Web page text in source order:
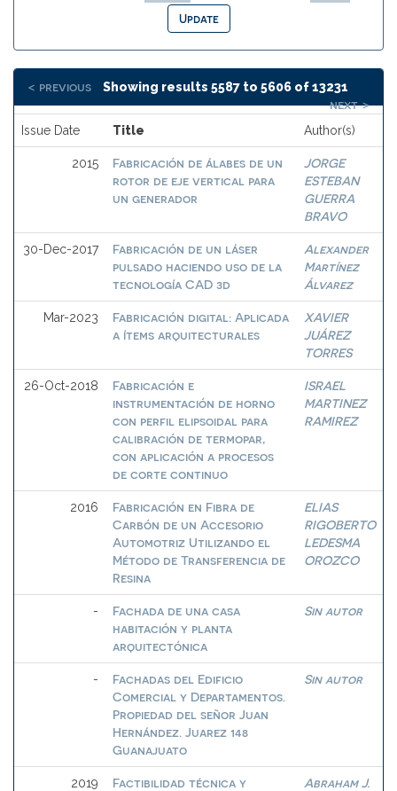
Showing results 5587 to 5606 of 13231
< previous
next >
Issue Date Title Author(s)
2015
Fabricación de álabes de un
rotor de eje vertical para
un generador
JORGE
ESTEBAN
GUERRA
BRAVO
30-Dec-2017
Fabricación de un láser
pulsado haciendo uso de la
tecnología CAD 3d
Alexander
Martínez
Álvarez
Mar-2023
Fabricación digital: Aplicada
a ítems arquitecturales
XAVIER
JUÁREZ
TORRES
26-Oct-2018
Fabricación e
instrumentación de horno
con perfil elipsoidal para
calibración de termopar,
con aplicación a procesos
de corte continuo
ISRAEL
MARTINEZ
RAMIREZ
2016
Fabricación en Fibra de
Carbón de un Accesorio
Automotriz Utilizando el
Método de Transferencia de
Resina
ELIAS
RIGOBERTO
LEDESMA
OROZCO
-
Fachada de una casa
habitación y planta
arquitectónica
Sin autor
-
Fachadas del Edificio
Comercial y Departamentos.
Propiedad del señor Juan
Hernández. Juarez 148
Guanajuato
Sin autor
2019
Factibilidad técnica y
Abraham J.